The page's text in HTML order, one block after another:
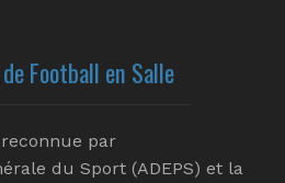
Football en Salle
par
du Sport (ADEPS) et la